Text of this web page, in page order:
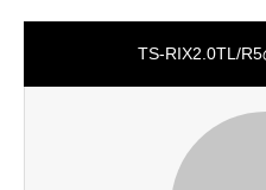
TS-RIX2.0TL/